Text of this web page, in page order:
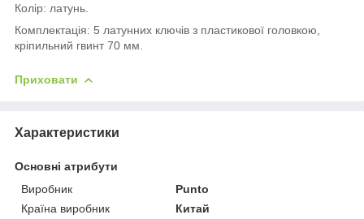
Колір: латунь.
Комплектація: 5 латунних ключів з пластикової головкою,
кріпильний гвинт 70 мм.
Приховати
Характеристики
Основні атрибути
Виробник
Punto
Країна виробник
Китай